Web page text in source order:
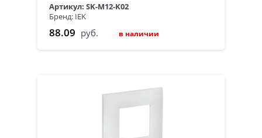
Артикул: SK-M12-K02
Бренд: IEK
88.09 руб. в наличии